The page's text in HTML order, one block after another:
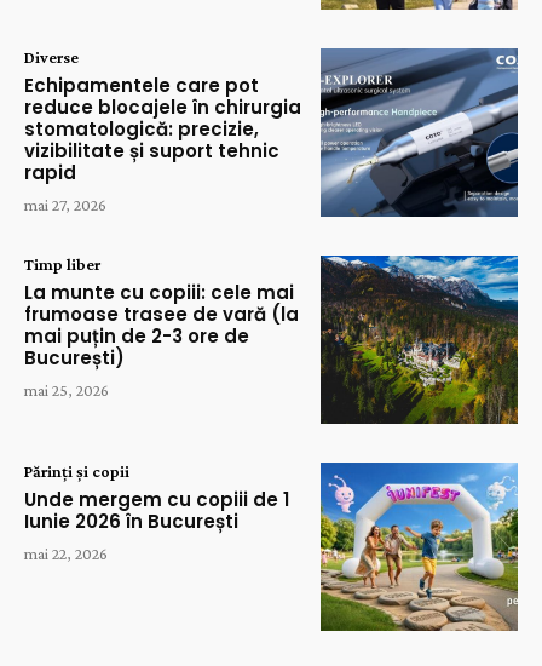
Diverse
Echipamentele care pot
reduce blocajele în chirurgia
stomatologică: precizie,
vizibilitate și suport tehnic
rapid
mai 27, 2026
Timp liber
La munte cu copiii: cele mai
frumoase trasee de vară (la
mai puțin de 2-3 ore de
București)
mai 25, 2026
Părinți și copii
Unde mergem cu copiii de 1
Iunie 2026 în București
mai 22, 2026